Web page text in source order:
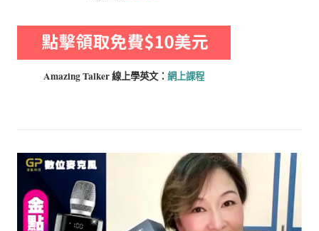
Amazing Talker 線上學英文： 網上課程